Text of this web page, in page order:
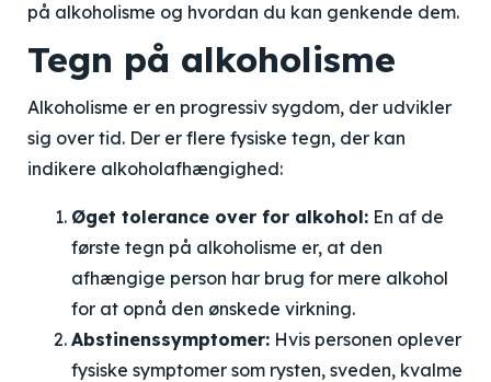
på alkoholisme og hvordan du kan genkende dem.
Tegn på alkoholisme
Alkoholisme er en progressiv sygdom, der udvikler
sig over tid. Der er flere fysiske tegn, der kan
indikere alkoholafhængighed:
Øget tolerance over for alkohol: En af de
første tegn på alkoholisme er, at den
afhængige person har brug for mere alkohol
for at opnå den ønskede virkning.
Abstinenssymptomer: Hvis personen oplever
fysiske symptomer som rysten, sveden, kvalme